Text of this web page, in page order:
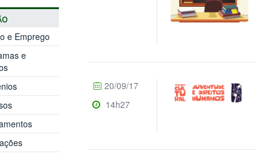
e Emprego
e
20/09/17
14h27